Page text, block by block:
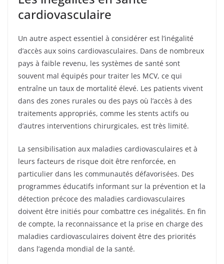
cardiovasculaire
Un autre aspect essentiel à considérer est l’inégalité
d’accès aux soins cardiovasculaires. Dans de nombreux
pays à faible revenu, les systèmes de santé sont
souvent mal équipés pour traiter les MCV, ce qui
entraîne un taux de mortalité élevé. Les patients vivent
dans des zones rurales ou des pays où l’accès à des
traitements appropriés, comme les stents actifs ou
d’autres interventions chirurgicales, est très limité.
La sensibilisation aux maladies cardiovasculaires et à
leurs facteurs de risque doit être renforcée, en
particulier dans les communautés défavorisées. Des
programmes éducatifs informant sur la prévention et la
détection précoce des maladies cardiovasculaires
doivent être initiés pour combattre ces inégalités. En fin
de compte, la reconnaissance et la prise en charge des
maladies cardiovasculaires doivent être des priorités
dans l’agenda mondial de la santé.